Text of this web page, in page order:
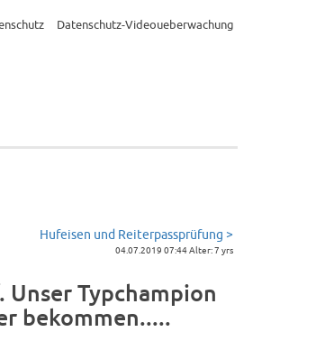
Datenschutz-Videoueberwachung
Hufeisen und Reiterpassprüfung >
04.07.2019 07:44 Alter: 7 yrs
Unser Typchampion
bekommen.....